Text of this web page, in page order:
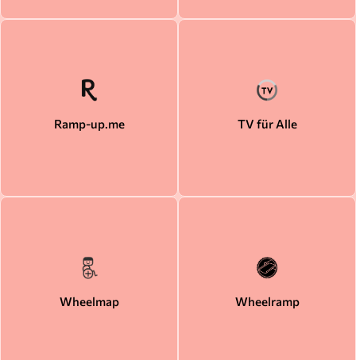
Ramp-up.me TV für Alle
Wheelmap Wheelramp